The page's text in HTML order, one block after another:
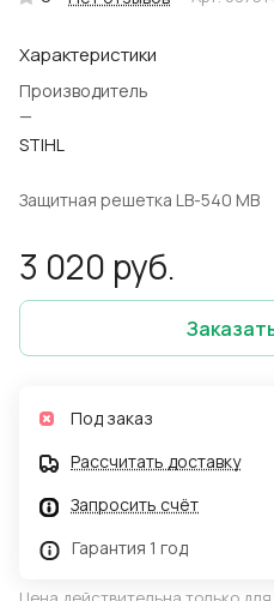
Характеристики
Производитель
—
STIHL
Защитная решетка LB-540 MB
3 020 руб.
Под заказ
Рассчитать доставку
Запросить счёт
Гарантия 1 год